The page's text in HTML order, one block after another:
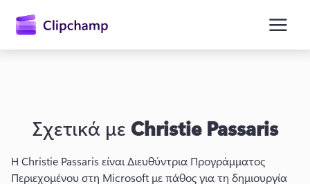
περιεχόμενο
Σχετικά με Christie Passaris
Η Christie Passaris είναι Διευθύντρια Προγράμματος
Περιεχομένου στη Microsoft με πάθος για τη δημιουργία